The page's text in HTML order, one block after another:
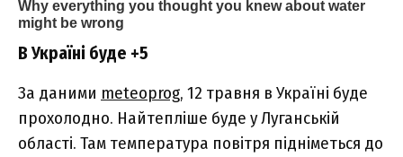
В Україні буде +5
За даними meteoprog, 12 травня в Україні буде
прохолодно. Найтепліше буде у Луганській
області. Там температура повітря підніметься до